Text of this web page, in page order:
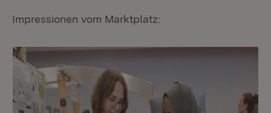
Impressionen vom Marktplatz: